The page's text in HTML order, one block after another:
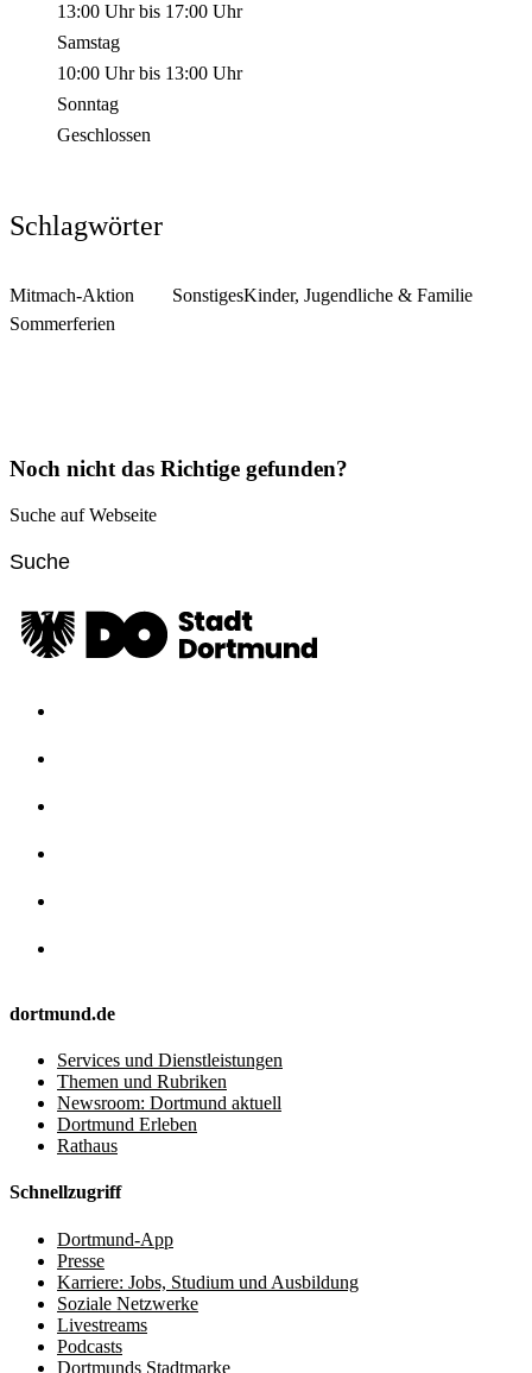
13:00 Uhrbis 17:00 Uhr
Samstag
10:00 Uhrbis 13:00 Uhr
Sonntag
Geschlossen
Schlagwörter
Mitmach-Aktion SonstigesKinder, Jugendliche & Familie
Sommerferien
Noch nicht das Richtige gefunden?
Suche auf Webseite
dortmund.de
Services und Dienstleistungen
Themen und Rubriken
Newsroom: Dortmund aktuell
Dortmund Erleben
Rathaus
Schnellzugriff
Dortmund-App
Presse
Karriere: Jobs, Studium und Ausbildung
Soziale Netzwerke
Livestreams
Podcasts
Dortmunds Stadtmarke